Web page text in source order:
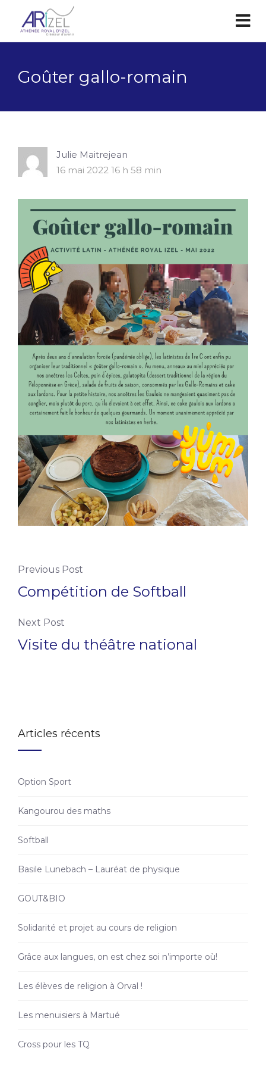
Goûter gallo-romain
Julie Maitrejean
16 mai 2022 16 h 58 min
Previous Post
Compétition de Softball
Next Post
Visite du théâtre national
Articles récents
Option Sport
Kangourou des maths
Softball
Basile Lunebach – Lauréat de physique
GOUT&BIO
Solidarité et projet au cours de religion
Grâce aux langues, on est chez soi n’importe où!
Les élèves de religion à Orval !
Les menuisiers à Martué
Cross pour les TQ